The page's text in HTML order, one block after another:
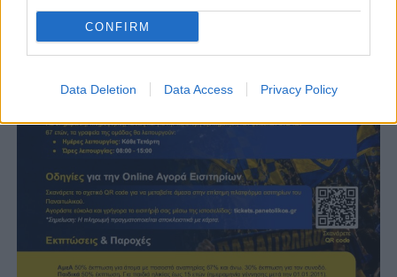
CONFIRM
Data Deletion Data Access Privacy Policy